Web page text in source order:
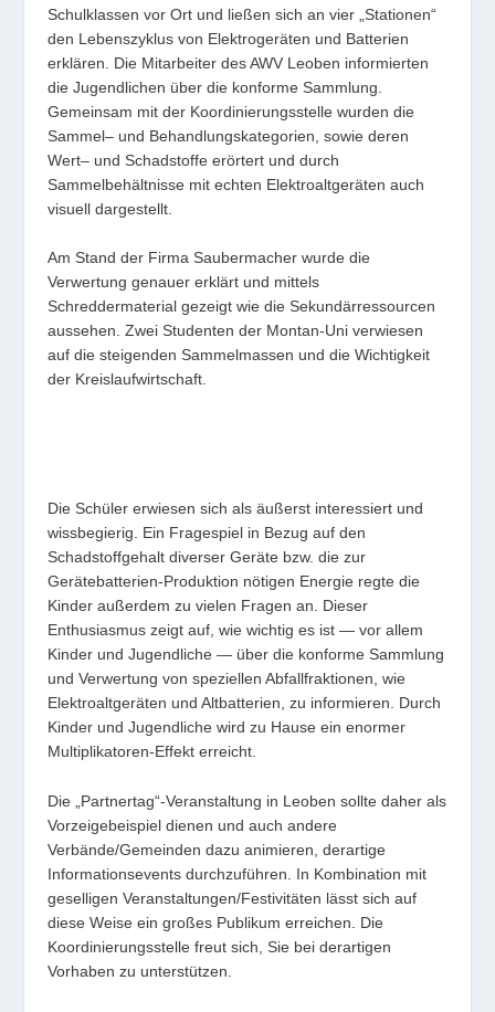
Schulklassen vor Ort und ließen sich an vier „Stationen“
den Lebenszyklus von Elektrogeräten und Batterien
erklären. Die Mitarbeiter des AWV Leoben informierten
die Jugendlichen über die konforme Sammlung.
Gemeinsam mit der Koordinierungsstelle wurden die
Sammel– und Behandlungskategorien, sowie deren
Wert– und Schadstoffe erörtert und durch
Sammelbehältnisse mit echten Elektroaltgeräten auch
visuell dargestellt.
Am Stand der Firma Saubermacher wurde die
Verwertung genauer erklärt und mittels
Schreddermaterial gezeigt wie die Sekundärressourcen
aussehen. Zwei Studenten der Montan-Uni verwiesen
auf die steigenden Sammelmassen und die Wichtigkeit
der Kreislaufwirtschaft.
Die Schüler erwiesen sich als äußerst interessiert und
wissbegierig. Ein Fragespiel in Bezug auf den
Schadstoffgehalt diverser Geräte bzw. die zur
Gerätebatterien-Produktion nötigen Energie regte die
Kinder außerdem zu vielen Fragen an. Dieser
Enthusiasmus zeigt auf, wie wichtig es ist — vor allem
Kinder und Jugendliche — über die konforme Sammlung
und Verwertung von speziellen Abfallfraktionen, wie
Elektroaltgeräten und Altbatterien, zu informieren. Durch
Kinder und Jugendliche wird zu Hause ein enormer
Multiplikatoren-Effekt erreicht.
Die „Partnertag“-Veranstaltung in Leoben sollte daher als
Vorzeigebeispiel dienen und auch andere
Verbände/Gemeinden dazu animieren, derartige
Informationsevents durchzuführen. In Kombination mit
geselligen Veranstaltungen/Festivitäten lässt sich auf
diese Weise ein großes Publikum erreichen. Die
Koordinierungsstelle freut sich, Sie bei derartigen
Vorhaben zu unterstützen.